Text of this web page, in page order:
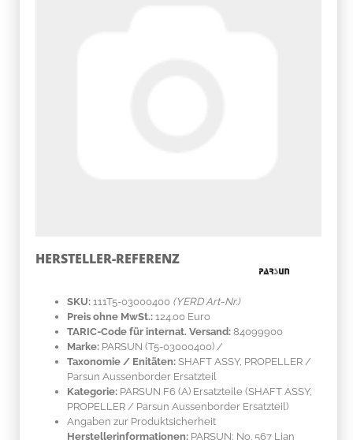
HERSTELLER-REFERENZ
SKU: 111T5-03000400 (YERD Art-Nr.)
Preis ohne MwSt.: 124.00 Euro
TARIC-Code für internat. Versand: 84099900
Marke: PARSUN (T5-03000400) /
Taxonomie / Enitäten: SHAFT ASSY, PROPELLER /
Parsun Aussenborder Ersatzteil
Kategorie: PARSUN F6 (A) Ersatzteile (SHAFT ASSY,
PROPELLER / Parsun Aussenborder Ersatzteil)
Angaben zur Produktsicherheit
Herstellerinformationen: PARSUN; No. 567 Lian